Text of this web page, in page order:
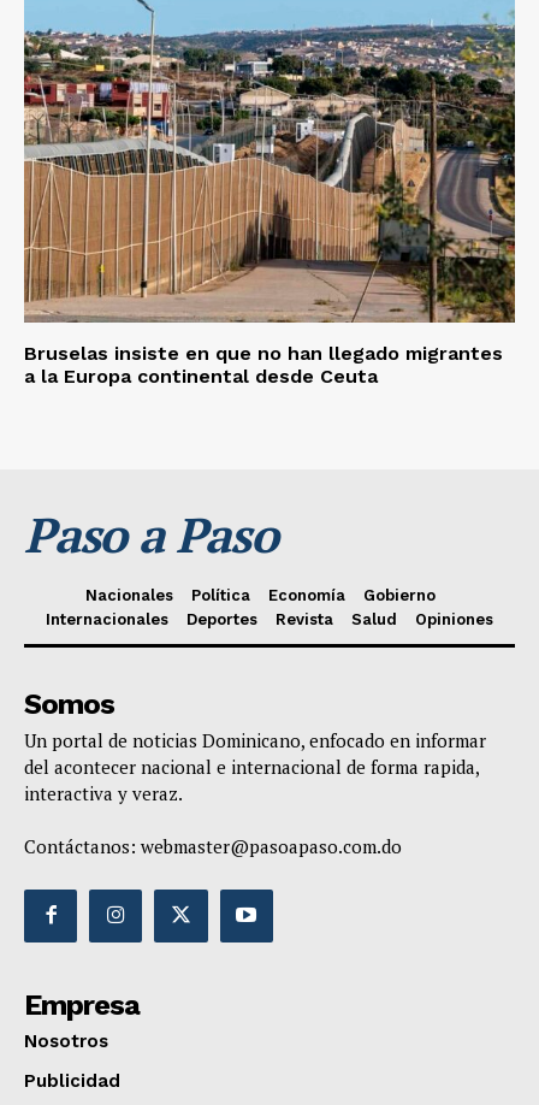
Bruselas insiste en que no han llegado migrantes
a la Europa continental desde Ceuta
Paso a Paso
Nacionales Política Economía
Gobierno
Internacionales
Deportes Revista Salud Opiniones
Somos
Un portal de noticias Dominicano, enfocado en informar
del acontecer nacional e internacional de forma rapida,
interactiva y veraz.
Contáctanos: webmaster@pasoapaso.com.do
Empresa
Nosotros
Publicidad